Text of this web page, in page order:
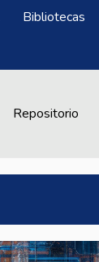
Bibliotecas
Repositorio